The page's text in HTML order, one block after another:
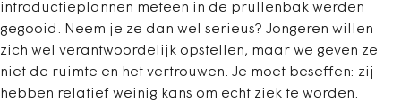
introductieplannen meteen in de prullenbak werden
gegooid. Neem je ze dan wel serieus? Jongeren willen
zich wel verantwoordelijk opstellen, maar we geven ze
niet de ruimte en het vertrouwen. Je moet beseffen: zij
hebben relatief weinig kans om echt ziek te worden.